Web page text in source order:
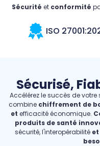
Sécurité et conformité
ISO
Sécurisé,
Accélérez le succès de
combine chiffrement de
et efficacité économique.
produits de santé
sécurité, l'interopérabilité et